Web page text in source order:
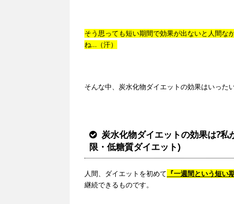
そう思っても短い期間で効果が出ないと人間な
ね…（汗）
そんな中、炭水化物ダイエットの効果はいった
炭水化物ダイエットの効果は?私
限・低糖質ダイエット)
人間、ダイエットを初めて 『一週間という短い
継続できるものです。